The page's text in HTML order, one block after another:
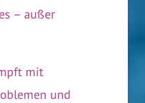
– außer
mit
und